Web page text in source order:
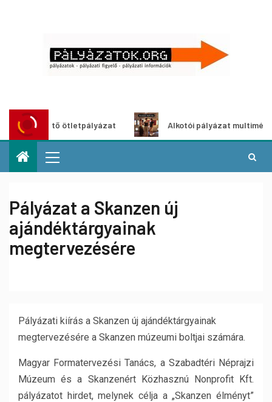
ötletpályázat Alkotói pályázat multimédia-
Pályázat a Skanzen új
ajándéktárgyainak
megtervezésére
Pályázati kiírás a Skanzen új ajándéktárgyainak
megtervezésére a Skanzen múzeumi boltjai számára.
Magyar Formatervezési Tanács, a Szabadtéri Néprajzi
Múzeum és a Skanzenért Közhasznú Nonprofit Kft.
pályázatot hirdet, melynek célja a „Skanzen élményt”